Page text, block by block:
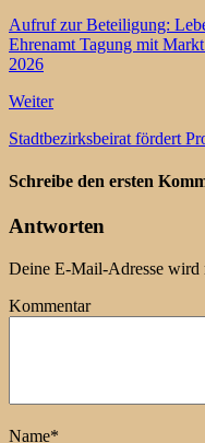
Aufruf zur Beteiligung:
Ehrenamt Tagung mit
2026
Weiter
Stadtbezirksbeirat fördert
Schreibe den ersten
Antworten
Deine E-Mail-Adresse wird
Kommentar
Name*